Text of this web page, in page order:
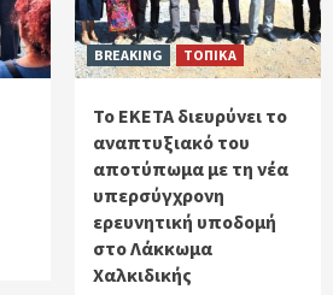
BREAKING ΤΟΠΙΚΑ
Το ΕΚΕΤΑ διευρύνει το
αναπτυξιακό του
αποτύπωμα με τη νέα
υπερσύγχρονη
ερευνητική υποδομή
στο Λάκκωμα
Χαλκιδικής